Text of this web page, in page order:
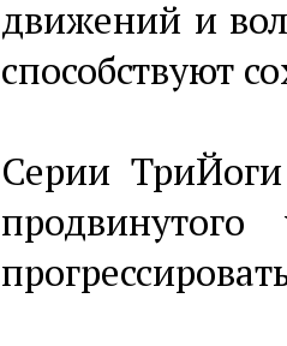
движений и
способствуют
Серии